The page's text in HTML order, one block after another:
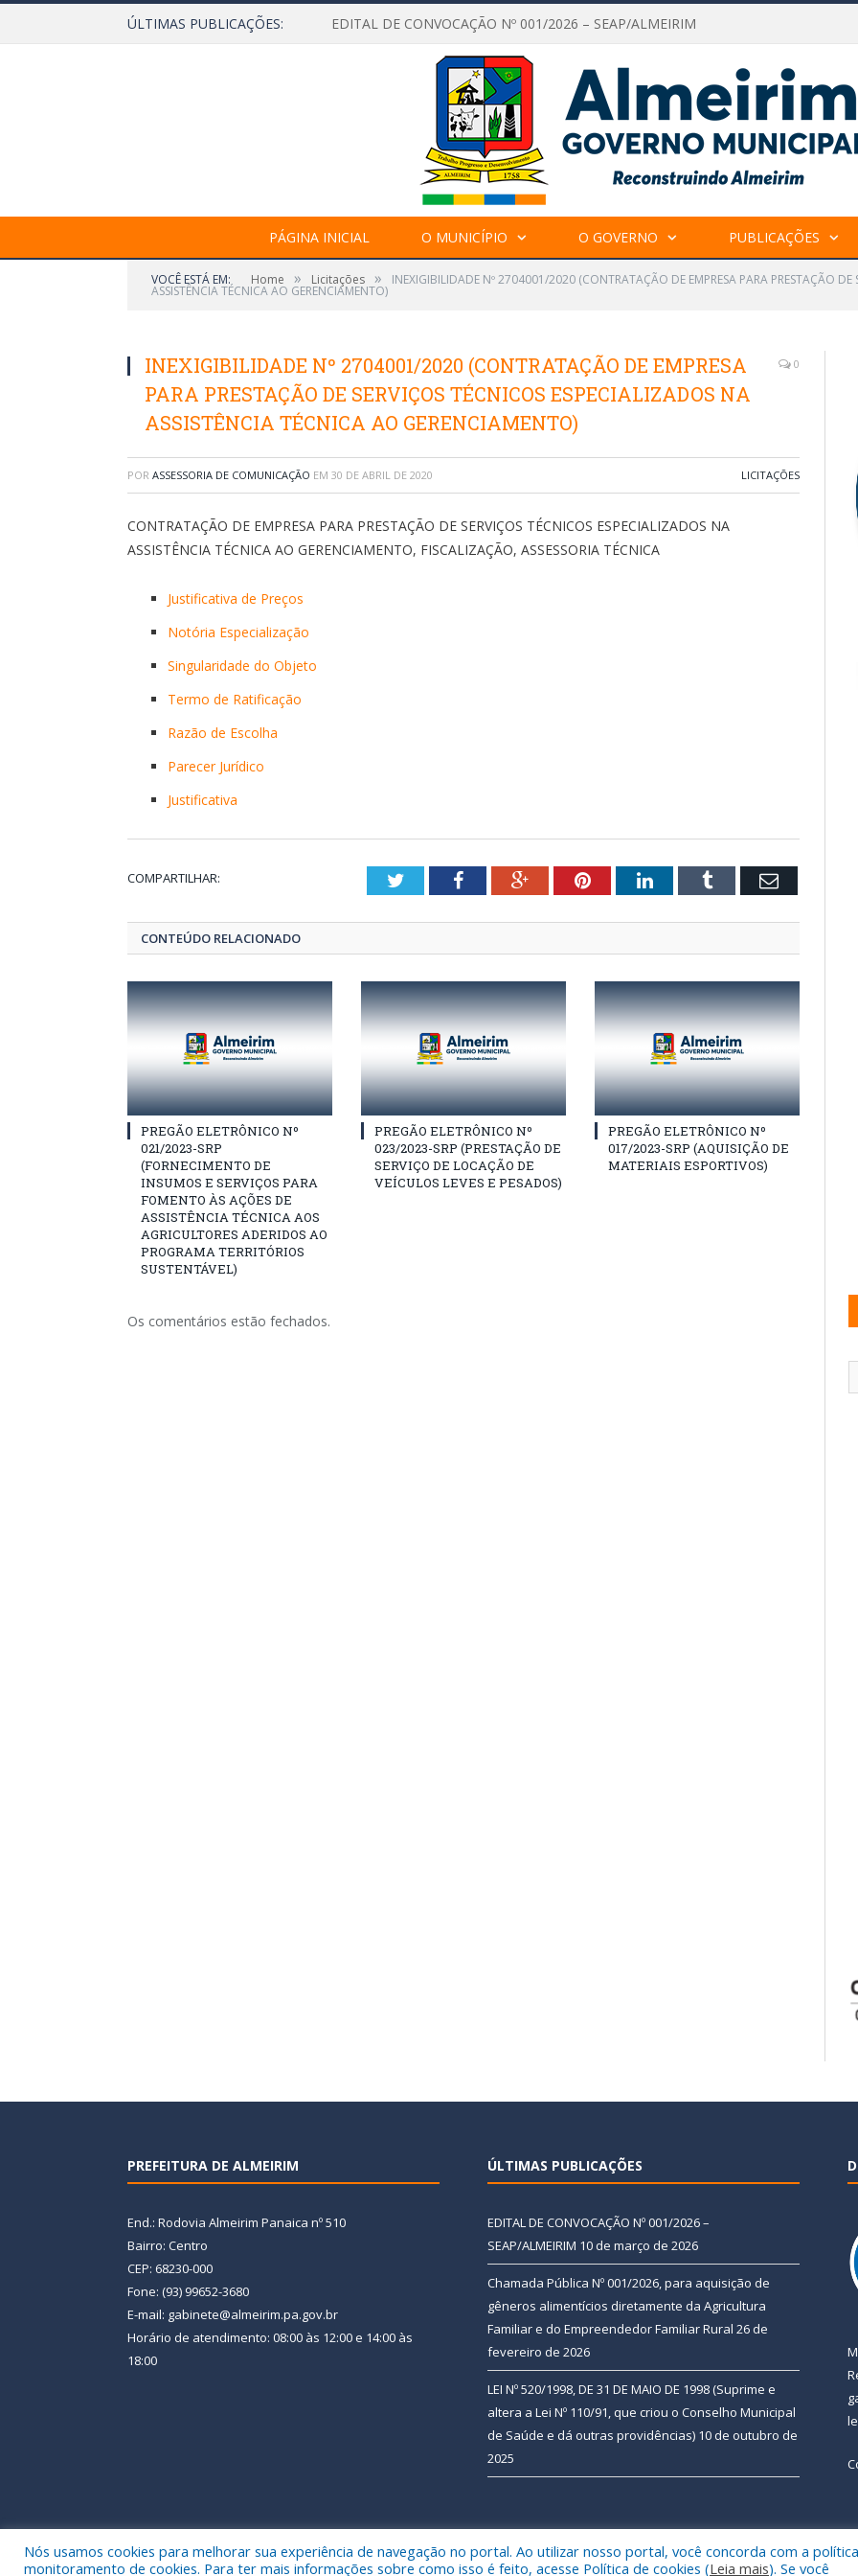
ÚLTIMAS PUBLICAÇÕES: EDITAL DE CONVOCAÇÃO Nº 001/2026 – SEAP/ALMEIRIM
PÁGINA INICIAL O MUNICÍPIO O GOVERNO PUBLICAÇÕES
VOCÊ ESTÁ EM: Home » Licitações » INEXIGIBILIDADE Nº 2704001/2020 (CONTRATAÇÃO DE EMPRESA PARA PRESTAÇÃO DE
ASSISTÊNCIA TÉCNICA AO GERENCIAMENTO)
INEXIGIBILIDADE Nº 2704001/2020 (CONTRATAÇÃO DE EMPRESA
PARA PRESTAÇÃO DE SERVIÇOS TÉCNICOS ESPECIALIZADOS NA
ASSISTÊNCIA TÉCNICA AO GERENCIAMENTO)
0
POR ASSESSORIA DE COMUNICAÇÃO EM 30 DE ABRIL DE 2020 LICITAÇÕES
CONTRATAÇÃO DE EMPRESA PARA PRESTAÇÃO DE SERVIÇOS TÉCNICOS ESPECIALIZADOS NA
ASSISTÊNCIA TÉCNICA AO GERENCIAMENTO, FISCALIZAÇÃO, ASSESSORIA TÉCNICA
Justificativa de Preços
Notória Especialização
Singularidade do Objeto
Termo de Ratificação
Razão de Escolha
Parecer Jurídico
Justificativa
COMPARTILHAR: TwitterFacebookGoogle+PinterestLinkedInTumblr Email
CONTEÚDO RELACIONADO
PREGÃO ELETRÔNICO Nº
021/2023-SRP
(FORNECIMENTO DE
INSUMOS E SERVIÇOS PARA
FOMENTO ÀS AÇÕES DE
ASSISTÊNCIA TÉCNICA AOS
AGRICULTORES ADERIDOS AO
PROGRAMA TERRITÓRIOS
SUSTENTÁVEL)
PREGÃO ELETRÔNICO Nº
023/2023-SRP (PRESTAÇÃO DE
SERVIÇO DE LOCAÇÃO DE
VEÍCULOS LEVES E PESADOS)
PREGÃO ELETRÔNICO Nº
017/2023-SRP (AQUISIÇÃO DE
MATERIAIS ESPORTIVOS)
Os comentários estão fechados.
PREFEITURA DE ALMEIRIM
End.: Rodovia Almeirim Panaica nº 510
Bairro: Centro
CEP: 68230-000
Fone: (93) 99652-3680
E-mail: gabinete@almeirim.pa.gov.br
Horário de atendimento: 08:00 às 12:00 e 14:00 às
18:00
ÚLTIMAS PUBLICAÇÕES
EDITAL DE CONVOCAÇÃO Nº 001/2026 –
SEAP/ALMEIRIM 10 de março de 2026
Chamada Pública Nº 001/2026, para aquisição de
gêneros alimentícios diretamente da Agricultura
Familiar e do Empreendedor Familiar Rural 26 de
fevereiro de 2026
LEI Nº 520/1998, DE 31 DE MAIO DE 1998 (Suprime e
altera a Lei Nº 110/91, que criou o Conselho Municipal
de Saúde e dá outras providências) 10 de outubro de
2025
Todos os direitos reservados a Prefeitura Municipal de Almeirim. Mapa do Site
Nós usamos cookies para melhorar sua experiência de navegação no portal. Ao utilizar nosso portal, você concorda com a
monitoramento de cookies. Para ter mais informações sobre como isso é feito, acesse Política de cookies (Leia mais). Se você